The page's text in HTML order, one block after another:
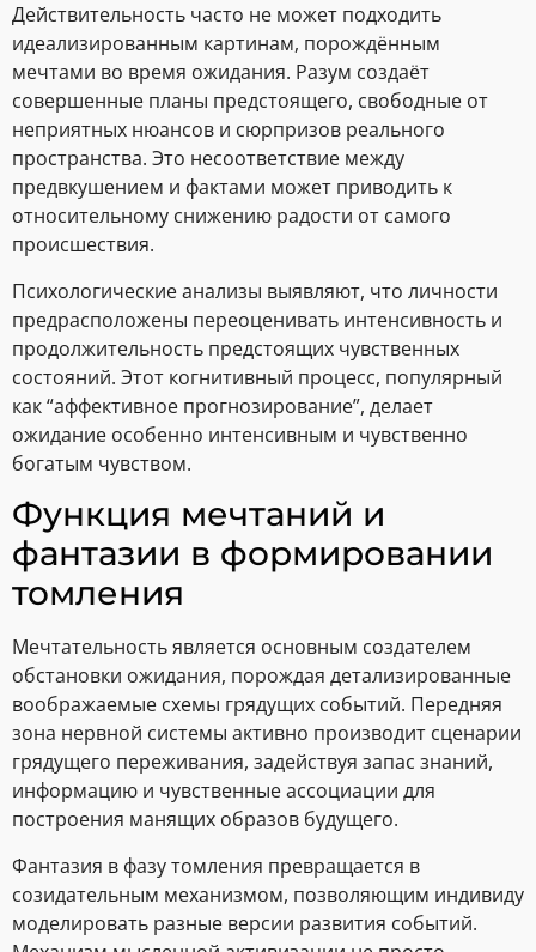
Действительность часто не может подходить
идеализированным картинам, порождённым
мечтами во время ожидания. Разум создаёт
совершенные планы предстоящего, свободные от
неприятных нюансов и сюрпризов реального
пространства. Это несоответствие между
предвкушением и фактами может приводить к
относительному снижению радости от самого
происшествия.
Психологические анализы выявляют, что личности
предрасположены переоценивать интенсивность и
продолжительность предстоящих чувственных
состояний. Этот когнитивный процесс, популярный
как “аффективное прогнозирование”, делает
ожидание особенно интенсивным и чувственно
богатым чувством.
Функция мечтаний и
фантазии в формировании
томления
Мечтательность является основным создателем
обстановки ожидания, порождая детализированные
воображаемые схемы грядущих событий. Передняя
зона нервной системы активно производит сценарии
грядущего переживания, задействуя запас знаний,
информацию и чувственные ассоциации для
построения манящих образов будущего.
Фантазия в фазу томления превращается в
созидательным механизмом, позволяющим индивиду
моделировать разные версии развития событий.